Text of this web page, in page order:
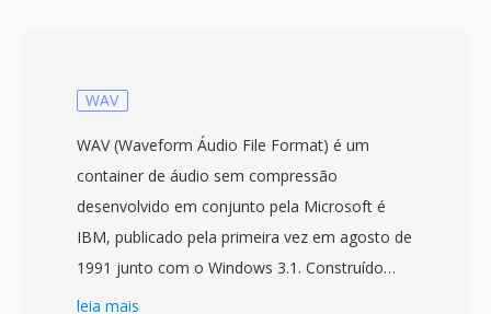
padronizada de atomos/caixas compatível com
outras ferramentas é fluxos de trabalho de
mídia. O formato suporta recursos avançados
incluindo codificação H.264 de perfil alto, áudio
AAC multicanal é texto temporizado para
legendas. O F4V representou uma medida
WAV
WAV (Waveform Áudio File Format) é um
container de áudio sem compressão
desenvolvido em conjunto pela Microsoft é
IBM, publicado pela primeira vez em agosto de
1991 junto com o Windows 3.1. Construído
sobre o Resource Interchange File Format
leia mais